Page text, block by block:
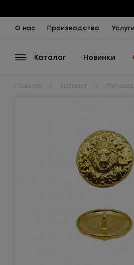
О нас Производство Услуги
Каталог Новинки
Главная Каталог